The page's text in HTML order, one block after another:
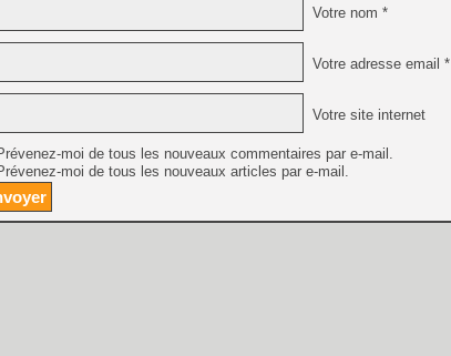
Votre nom *
Votre adresse email *
Votre site internet
moi de tous les nouveaux commentaires par e-mail.
moi de tous les nouveaux articles par e-mail.